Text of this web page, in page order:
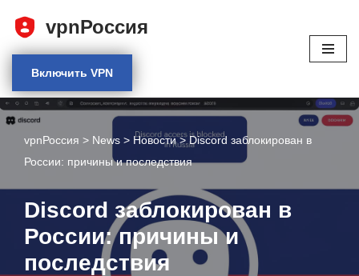
vpnРоссия
Включить VPN
vpnРоссия > News > Новости>Discord заблокирован в
России: причины и последствия
Discord заблокирован в
России: причины и
последствия